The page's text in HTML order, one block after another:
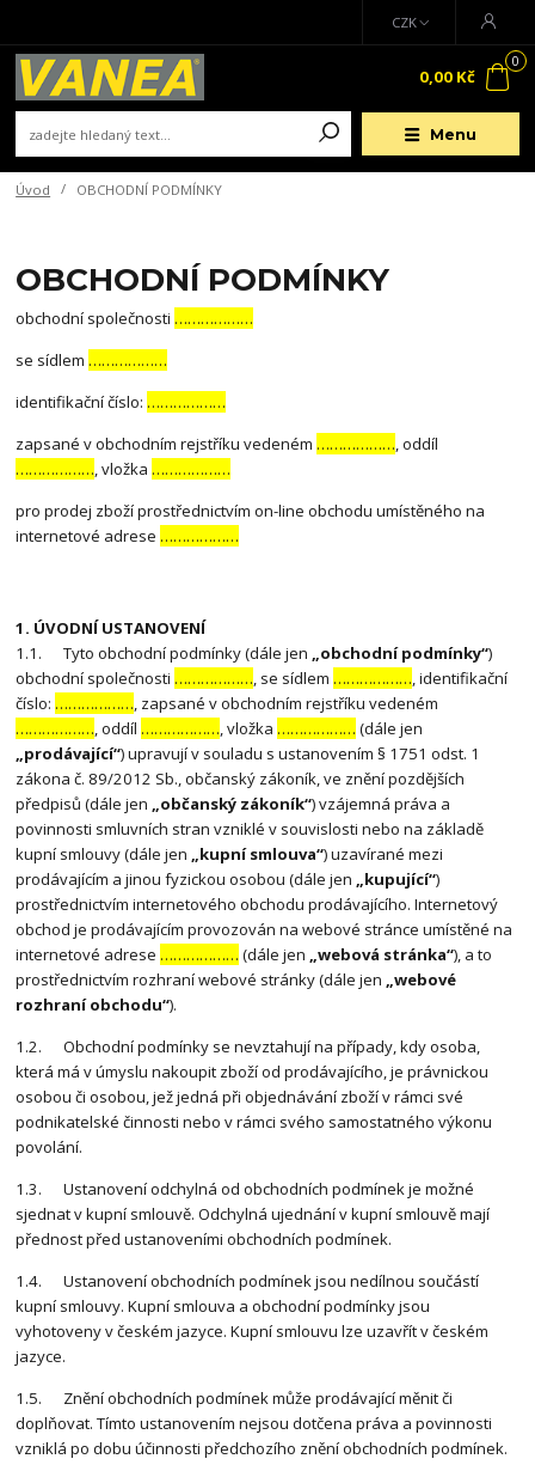
Menu
CZK
0
0,00 Kč
Úvod OBCHODNÍ PODMÍNKY
OBCHODNÍ PODMÍNKY
obchodní společnosti ………………
se sídlem ………………
identifikační číslo: ………………
zapsané v obchodním rejstříku vedeném ………………, oddíl
………………, vložka ………………
pro prodej zboží prostřednictvím on-line obchodu umístěného na
internetové adrese ………………
1. ÚVODNÍ USTANOVENÍ
1.1. Tyto obchodní podmínky (dále jen „obchodní podmínky“)
obchodní společnosti ………………, se sídlem ………………, identifikační
číslo: ………………, zapsané v obchodním rejstříku vedeném
………………, oddíl ………………, vložka ……………… (dále jen
„prodávající“) upravují v souladu s ustanovením § 1751 odst. 1
zákona č. 89/2012 Sb., občanský zákoník, ve znění pozdějších
předpisů (dále jen „občanský zákoník“) vzájemná práva a
povinnosti smluvních stran vzniklé v souvislosti nebo na základě
kupní smlouvy (dále jen „kupní smlouva“) uzavírané mezi
prodávajícím a jinou fyzickou osobou (dále jen „kupující“)
prostřednictvím internetového obchodu prodávajícího. Internetový
obchod je prodávajícím provozován na webové stránce umístěné na
internetové adrese ……………… (dále jen „webová stránka“), a to
prostřednictvím rozhraní webové stránky (dále jen „webové
rozhraní obchodu“).
1.2. Obchodní podmínky se nevztahují na případy, kdy osoba,
která má v úmyslu nakoupit zboží od prodávajícího, je právnickou
osobou či osobou, jež jedná při objednávání zboží v rámci své
podnikatelské činnosti nebo v rámci svého samostatného výkonu
povolání.
1.3. Ustanovení odchylná od obchodních podmínek je možné
sjednat v kupní smlouvě. Odchylná ujednání v kupní smlouvě mají
přednost před ustanoveními obchodních podmínek.
1.4. Ustanovení obchodních podmínek jsou nedílnou součástí
kupní smlouvy. Kupní smlouva a obchodní podmínky jsou
vyhotoveny v českém jazyce. Kupní smlouvu lze uzavřít v českém
jazyce.
1.5. Znění obchodních podmínek může prodávající měnit či
doplňovat. Tímto ustanovením nejsou dotčena práva a povinnosti
vzniklá po dobu účinnosti předchozího znění obchodních podmínek.